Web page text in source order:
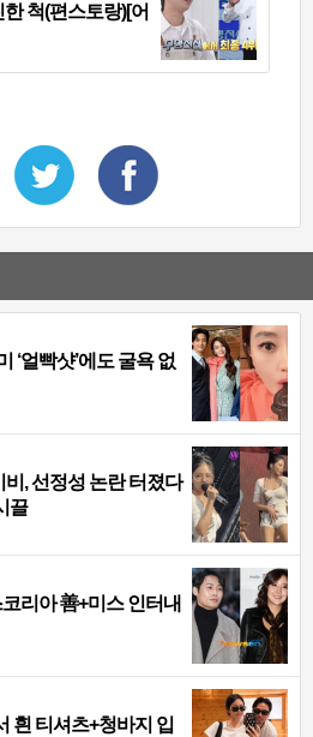
척(편스토랑)[어
‘얼빡샷’에도 굴욕 없
, 선정성 논란 터졌다
끌
코리아 善+미스 인터내
흰 티셔츠+청바지 입